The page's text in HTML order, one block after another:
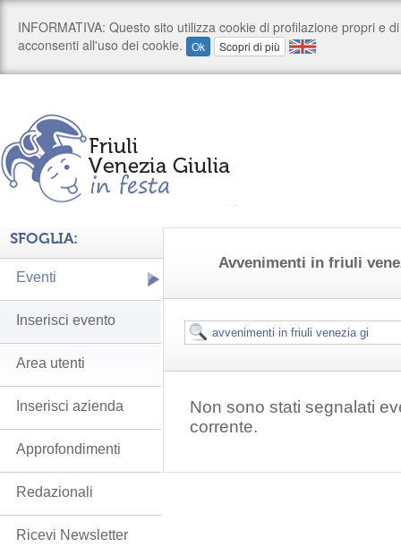
Avvenimenti in friuli
Non sono stati segnalati
corrente.
SFOGLIA:
Eventi
Inserisci evento
Area utenti
Inserisci azienda
Approfondimenti
Redazionali
Ricevi Newsletter